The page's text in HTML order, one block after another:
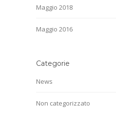
Maggio 2018
Maggio 2016
Categorie
News
Non categorizzato